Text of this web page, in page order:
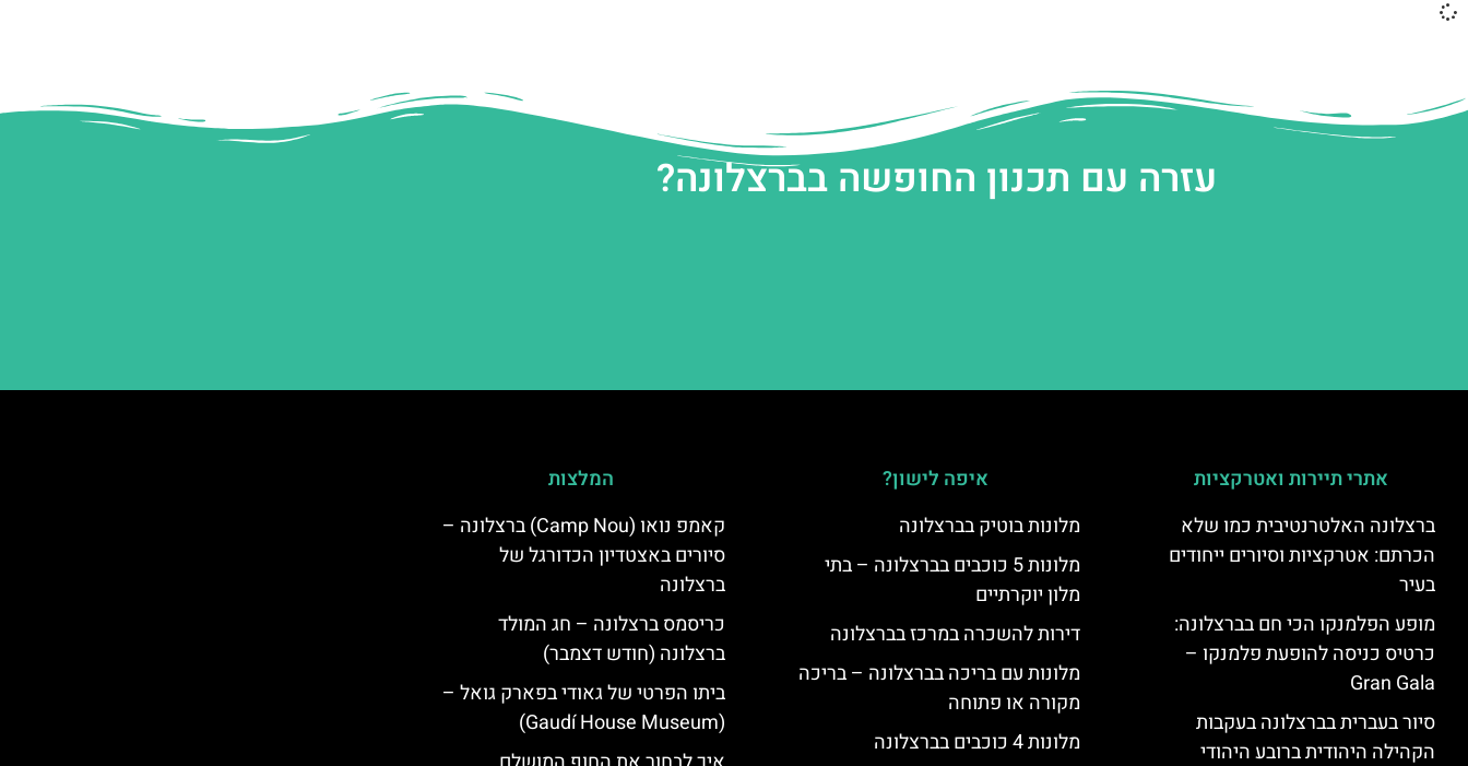
עזרה עם תכנון החופשה בברצלונה?
אתרי תיירות ואטרקציות
ברצלונה האלטרנטיבית כמו שלא
הכרתם: אטרקציות וסיורים ייחודים
בעיר
מופע הפלמנקו הכי חם בברצלונה:
כרטיס כניסה להופעת פלמנקו –
Gran Gala
סיור בעברית בברצלונה בעקבות
הקהילה היהודית ברובע היהודי
איפה לישון?
מלונות בוטיק בברצלונה
מלונות 5 כוכבים בברצלונה – בתי
מלון יוקרתיים
דירות להשכרה במרכז בברצלונה
מלונות עם בריכה בברצלונה – בריכה
מקורה או פתוחה
מלונות 4 כוכבים בברצלונה
המלצות
קאמפ נואו (Camp Nou) ברצלונה –
סיורים באצטדיון הכדורגל של
ברצלונה
כריסמס ברצלונה – חג המולד
ברצלונה (חודש דצמבר)
ביתו הפרטי של גאודי בפארק גואל –
(Gaudí House Museum)